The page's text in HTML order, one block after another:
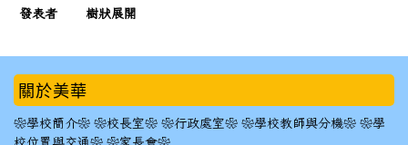
發表者
樹狀展開
::: 關於美華
❀學校簡介❀ ❀校長室❀ ❀行政處室❀ ❀學校教師與分機❀ ❀學